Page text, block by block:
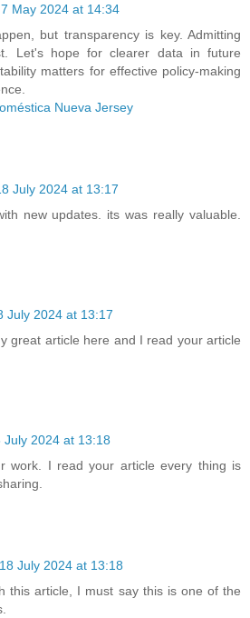
7 May 2024 at 14:34
but transparency is key. Admitting
Let's hope for clearer data in future
matters for effective policy-making
Nueva Jersey
July 2024 at 13:17
new updates. its was really valuable.
July 2024 at 13:17
great article here and I read your article
July 2024 at 13:18
work. I read your article every thing is
18 July 2024 at 13:18
this article, I must say this is one of the